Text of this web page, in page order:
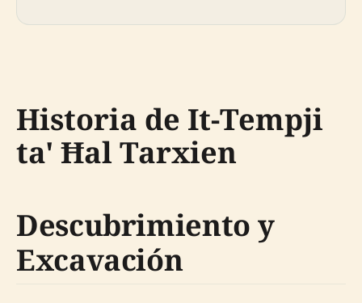
Historia de It-Tempji
ta' Ħal Tarxien
Descubrimiento y
Excavación